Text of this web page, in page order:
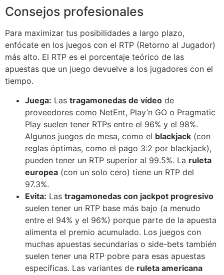
Consejos profesionales
Para maximizar tus posibilidades a largo plazo,
enfócate en los juegos con el RTP (Retorno al Jugador)
más alto. El RTP es el porcentaje teórico de las
apuestas que un juego devuelve a los jugadores con el
tiempo.
Juega: Las tragamonedas de vídeo de
proveedores como NetEnt, Play’n GO o Pragmatic
Play suelen tener RTPs entre el 96% y el 98%.
Algunos juegos de mesa, como el blackjack (con
reglas óptimas, como el pago 3:2 por blackjack),
pueden tener un RTP superior al 99.5%. La ruleta
europea (con un solo cero) tiene un RTP del
97.3%.
Evita: Las tragamonedas con jackpot progresivo
suelen tener un RTP base más bajo (a menudo
entre el 94% y el 96%) porque parte de la apuesta
alimenta el premio acumulado. Los juegos con
muchas apuestas secundarias o side-bets también
suelen tener una RTP pobre para esas apuestas
específicas. Las variantes de ruleta americana